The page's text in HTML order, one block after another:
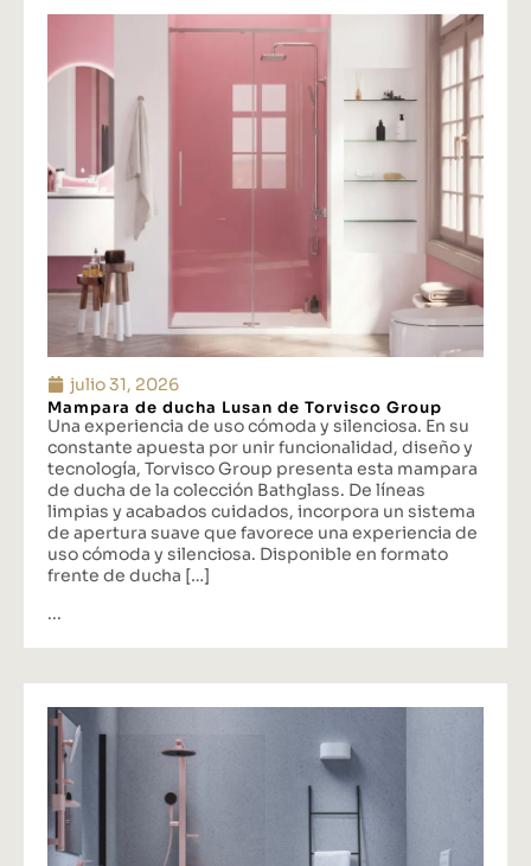
julio 31, 2026
Mampara de ducha Lusan de Torvisco Group
Una experiencia de uso cómoda y silenciosa. En su
constante apuesta por unir funcionalidad, diseño y
tecnología, Torvisco Group presenta esta mampara
de ducha de la colección Bathglass. De líneas
limpias y acabados cuidados, incorpora un sistema
de apertura suave que favorece una experiencia de
uso cómoda y silenciosa. Disponible en formato
frente de ducha […]